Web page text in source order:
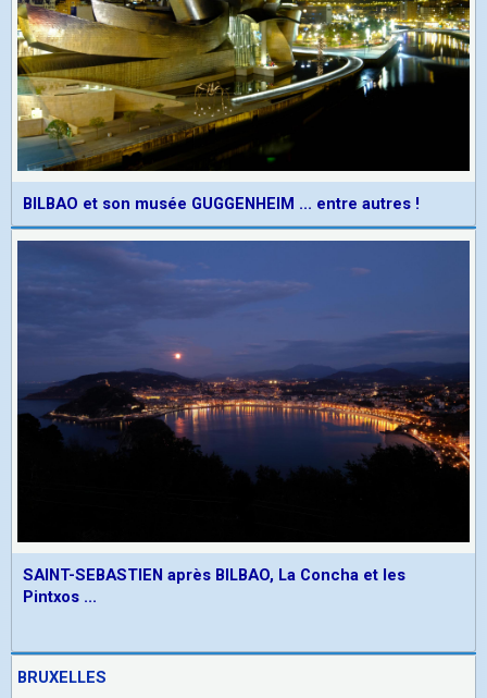
BILBAO et son musée GUGGENHEIM ... entre autres !
SAINT-SEBASTIEN après BILBAO, La Concha et les
Pintxos ...
BRUXELLES